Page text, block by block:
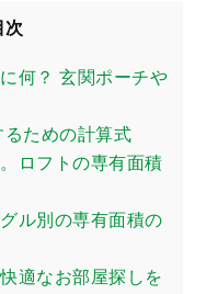
次
何？ 玄関ポーチや
ための計算式
ロフトの専有面積
ル別の専有面積の
適なお部屋探しを